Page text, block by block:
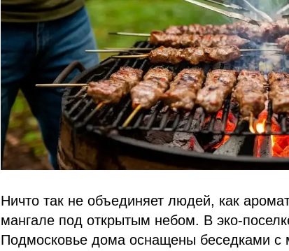
Ничто так не объединяет людей, как
мангале под открытым небом. В эко-
Подмосковье дома оснащены беседками